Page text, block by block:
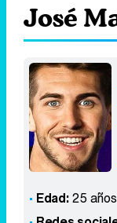
José
Edad:25 años